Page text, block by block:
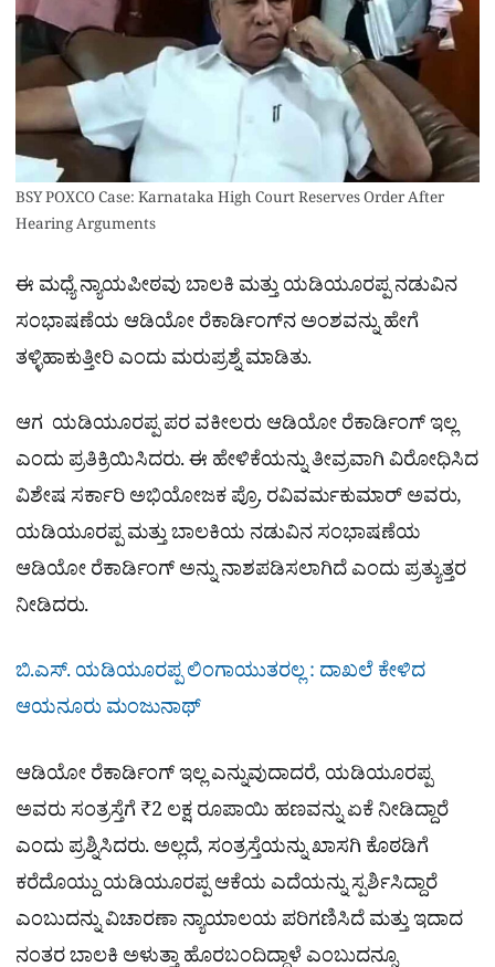
BSY POXCO Case: Karnataka High Court Reserves Order After
Hearing Arguments
ಈ ಮಧ್ಯೆ ನ್ಯಾಯಪೀಠವು ಬಾಲಕಿ ಮತ್ತು ಯಡಿಯೂರಪ್ಪ ನಡುವಿನ
ಸಂಭಾಷಣೆಯ ಆಡಿಯೋ ರೆಕಾರ್ಡಿಂಗ್‌ನ ಅಂಶವನ್ನು ಹೇಗೆ
ತಳ್ಳಿಹಾಕುತ್ತೀರಿ ಎಂದು ಮರುಪ್ರಶ್ನೆ ಮಾಡಿತು.
ಆಗ ಯಡಿಯೂರಪ್ಪ ಪರ ವಕೀಲರು ಆಡಿಯೋ ರೆಕಾರ್ಡಿಂಗ್ ಇಲ್ಲ
ಎಂದು ಪ್ರತಿಕ್ರಿಯಿಸಿದರು. ಈ ಹೇಳಿಕೆಯನ್ನು ತೀವ್ರವಾಗಿ ವಿರೋಧಿಸಿದ
ವಿಶೇಷ ಸರ್ಕಾರಿ ಅಭಿಯೋಜಕ ಪ್ರೊ. ರವಿವರ್ಮಕುಮಾರ್ ಅವರು,
ಯಡಿಯೂರಪ್ಪ ಮತ್ತು ಬಾಲಕಿಯ ನಡುವಿನ ಸಂಭಾಷಣೆಯ
ಆಡಿಯೋ ರೆಕಾರ್ಡಿಂಗ್‌ ಅನ್ನು ನಾಶಪಡಿಸಲಾಗಿದೆ ಎಂದು ಪ್ರತ್ಯುತ್ತರ
ನೀಡಿದರು.
ಬಿ.ಎಸ್​. ಯಡಿಯೂರಪ್ಪ ಲಿಂಗಾಯುತರಲ್ಲ : ದಾಖಲೆ ಕೇಳಿದ
ಆಯನೂರು ಮಂಜುನಾಥ್​
ಆಡಿಯೋ ರೆಕಾರ್ಡಿಂಗ್ ಇಲ್ಲ ಎನ್ನುವುದಾದರೆ, ಯಡಿಯೂರಪ್ಪ
ಅವರು ಸಂತ್ರಸ್ತೆಗೆ ₹2 ಲಕ್ಷ ರೂಪಾಯಿ ಹಣವನ್ನು ಏಕೆ ನೀಡಿದ್ದಾರೆ
ಎಂದು ಪ್ರಶ್ನಿಸಿದರು. ಅಲ್ಲದೆ, ಸಂತ್ರಸ್ತೆಯನ್ನು ಖಾಸಗಿ ಕೊಠಡಿಗೆ
ಕರೆದೊಯ್ದು ಯಡಿಯೂರಪ್ಪ ಆಕೆಯ ಎದೆಯನ್ನು ಸ್ಪರ್ಶಿಸಿದ್ದಾರೆ
ಎಂಬುದನ್ನು ವಿಚಾರಣಾ ನ್ಯಾಯಾಲಯ ಪರಿಗಣಿಸಿದೆ ಮತ್ತು ಇದಾದ
ನಂತರ ಬಾಲಕಿ ಅಳುತ್ತಾ ಹೊರಬಂದಿದ್ದಾಳೆ ಎಂಬುದನ್ನೂ